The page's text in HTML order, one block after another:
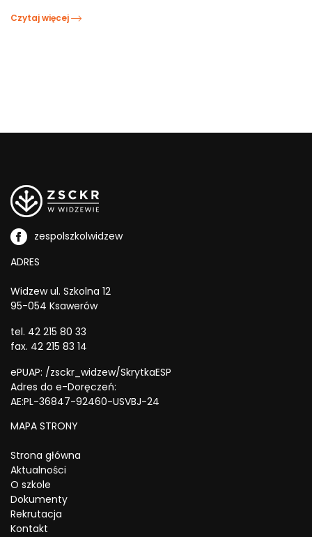
Czytaj więcej
zespolszkolwidzew
ADRES
Widzew ul. Szkolna 12
95-054 Ksawerów
tel. 42 215 80 33
fax. 42 215 83 14
ePUAP: /zsckr_widzew/SkrytkaESP
Adres do e-Doręczeń:
AE:PL-36847-92460-USVBJ-24
MAPA STRONY
Strona główna
Aktualności
O szkole
Dokumenty
Rekrutacja
Kontakt